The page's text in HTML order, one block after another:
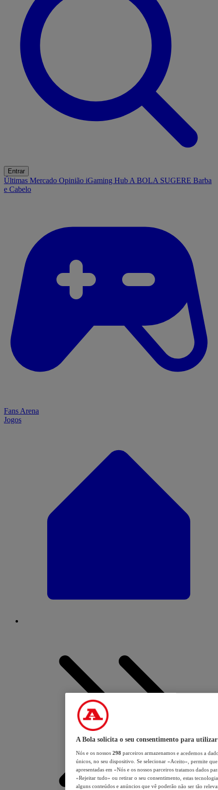
Entrar
Últimas Mercado Opinião iGaming Hub A BOLA SUGERE Barba
e Cabelo
Fans Arena
Jogos
A Bola solicita o seu consentimento para utilizar
Nós e os nossos 298 parceiros armazenamos e acedemos a
únicos, no seu dispositivo. Se selecionar «Aceito», permite
apresentadas em «Nós e os nossos parceiros tratamos dados
«Rejeitar tudo» ou retirar o seu consentimento, estas
alguns conteúdos e anúncios que vê poderão não ser tão